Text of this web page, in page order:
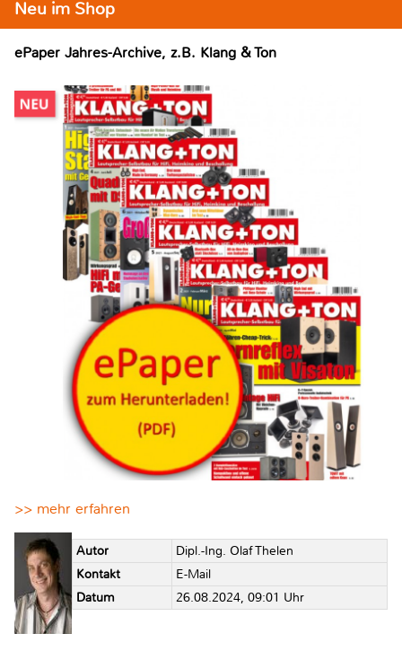
Neu im Shop
ePaper Jahres-Archive, z.B. Klang & Ton
>> mehr erfahren
Autor
Dipl.-Ing. Olaf Thelen
Kontakt
E-Mail
Datum
26.08.2024, 09:01 Uhr